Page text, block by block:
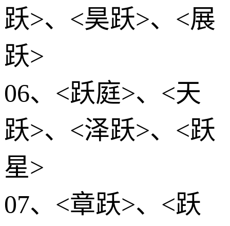
跃>、<昊跃>、<展
跃>
06、<跃庭>、<天
跃>、<泽跃>、<跃
星>
07、<章跃>、<跃